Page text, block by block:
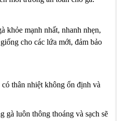
khỏe mạnh nhất, nhanh nhẹn,
cho các lứa mới, đảm bảo
thân nhiệt không ổn định và
gà luôn thông thoáng và sạch sẽ